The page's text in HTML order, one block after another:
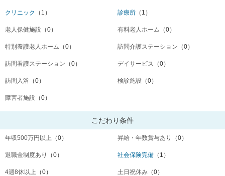
クリニック （1） 診療所 （1）
老人保健施設 （0） 有料老人ホーム （0）
特別養護老人ホーム （0） 訪問介護ステーション （0）
訪問看護ステーション （0） デイサービス （0）
訪問入浴 （0） 検診施設 （0）
障害者施設 （0）
こだわり条件
年収500万円以上 （0） 昇給・年数賞与あり （0）
退職金制度あり （0） 社会保険完備 （1）
4週8休以上 （0） 土日祝休み （0）